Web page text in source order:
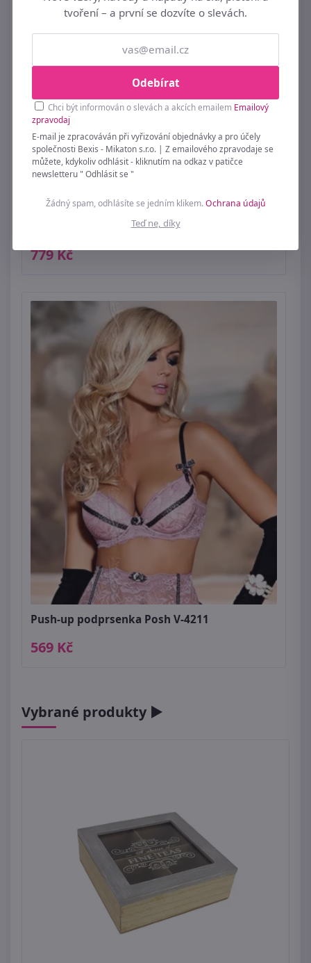
Romantická podprsenka Push Up Agat hnědá
779 Kč
Push-up podprsenka Posh V-4211
569 Kč
Vybrané produkty ►
tvoření – a první se dozvíte o slevách.
Odebírat
Chci být informován o slevách a akcích emailem Emailový
zpravodaj
E-mail je zpracováván při vyřizování objednávky a pro účely
společnosti Bexis - Mikaton s.r.o. | Z emailového zpravodaje se
můžete, kdykoliv odhlásit - kliknutím na odkaz v patičce
newsletteru " Odhlásit se "
Žádný spam, odhlásíte se jedním klikem.Ochrana údajů
Teď ne, díky